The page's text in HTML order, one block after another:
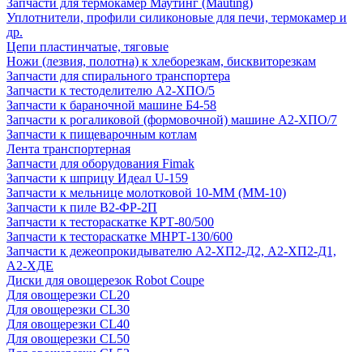
Запчасти для термокамер Маутинг (Mauting)
Уплотнители, профили силиконовые для печи, термокамер и
др.
Цепи пластинчатые, тяговые
Ножи (лезвия, полотна) к хлеборезкам, бисквиторезкам
Запчасти для спирального транспортера
Запчасти к тестоделителю А2-ХПО/5
Запчасти к бараночной машине Б4-58
Запчасти к рогаликовой (формовочной) машине А2-ХПО/7
Запчасти к пищеварочным котлам
Лента транспортерная
Запчасти для оборудования Fimak
Запчасти к шприцу Идеал U-159
Запчасти к мельнице молотковой 10-ММ (ММ-10)
Запчасти к пиле В2-ФР-2П
Запчасти к тестораскатке КРТ-80/500
Запчасти к тестораскатке МНРТ-130/600
Запчасти к деже­опрокидывателю А2-ХП2-Д2, А2-ХП2-Д1,
А2-ХДЕ
Диски для овощерезок Robot Coupe
Для овощерезки CL20
Для овощерезки CL30
Для овощерезки CL40
Для овощерезки CL50